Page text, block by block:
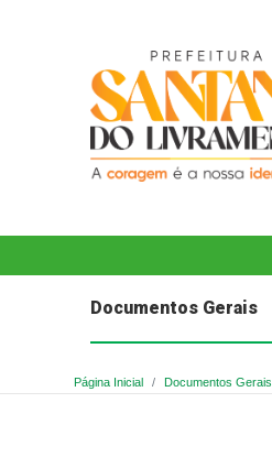
Documentos Gerais
Página Inicial Documentos Gerais